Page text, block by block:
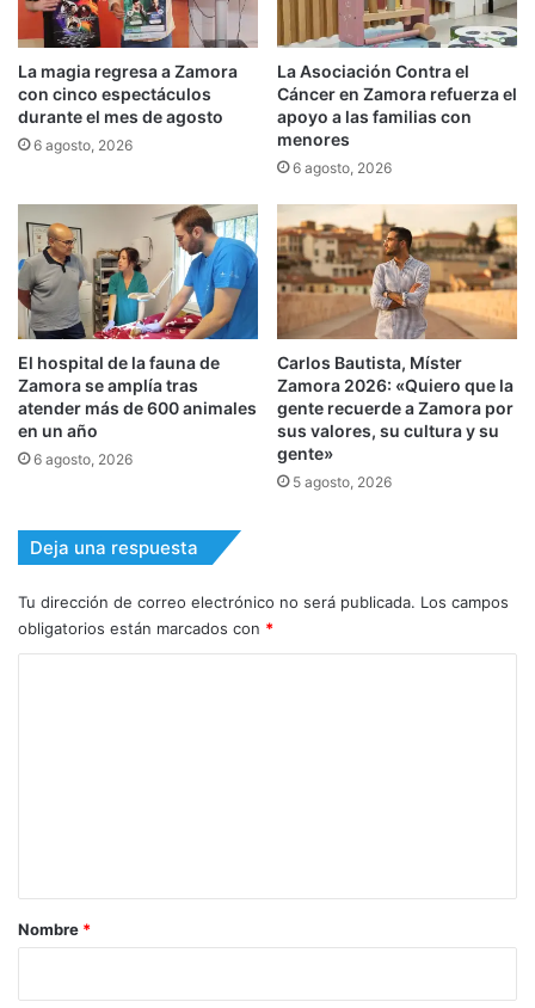
La magia regresa a Zamora
con cinco espectáculos
durante el mes de agosto
6 agosto, 2026
La Asociación Contra el
Cáncer en Zamora refuerza el
apoyo a las familias con
menores
6 agosto, 2026
El hospital de la fauna de
Zamora se amplía tras
atender más de 600 animales
en un año
6 agosto, 2026
Carlos Bautista, Míster
Zamora 2026: «Quiero que la
gente recuerde a Zamora por
sus valores, su cultura y su
gente»
5 agosto, 2026
Deja una respuesta
Tu dirección de correo electrónico no será publicada. Los campos
obligatorios están marcados con *
r
Nombre *